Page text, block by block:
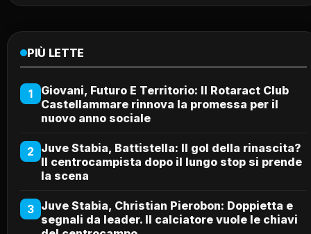
PIÙ LETTE
1
Giovani, Futuro E Territorio: Il Rotaract Club
Castellammare rinnova la promessa per il
nuovo anno sociale
2 Juve Stabia, Battistella: Il gol della rinascita?
Il centrocampista dopo il lungo stop si prende
la scena
3 Juve Stabia, Christian Pierobon: Doppietta e
segnali da leader. Il calciatore vuole le chiavi